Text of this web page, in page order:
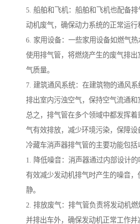
5. 船舶和飞机：船舶和飞机也配备
动机废气，确保动力系统的正常运行
6. 家用设备：一些家用设备如燃气
使用排气管，将燃烧产生的废气排出
气质量。
7. 建筑通风系统：在建筑物的通风
排出室内污浊空气，保持空气流通和
总之，排气管在多个领域中都发挥
气有效排放，减少环境污染，保障设
冷藏车消声器排气管的主要功能包括
1. 降低噪音：消声器通过内部设计的
有效减少发动机排气时产生的噪音，
静。
2. 排放废气：排气管负责将发动机
并排出车外，确保发动机正常工作并